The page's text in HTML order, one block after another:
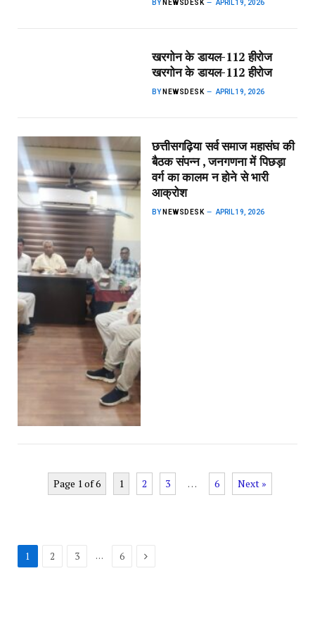
BY NEWSDESK APRIL 19, 2026
खरगोन के डायल-112 हीरोज​
खरगोन के डायल-112 हीरोज
BY NEWSDESK APRIL 19, 2026
छत्तीसगढ़िया सर्व समाज महासंघ की
बैठक संपन्न , जनगणना में पिछड़ा
वर्ग का कालम न होने से भारी
आक्रोश
BY NEWSDESK APRIL 19, 2026
Page 1 of 6 1 2 3 … 6 Next »
1 2 3 … 6 Next